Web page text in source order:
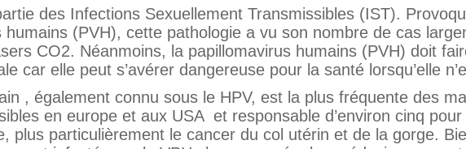
des Infections Sexuellement Transmissibles (IST).
humains (PVH), cette pathologie a vu son nombre de cas
CO2. Néanmoins, la papillomavirus humains (PVH) doit
car elle peut s’avérer dangereuse pour la santé lorsqu’elle
, également connu sous le HPV, est la plus fréquente des
en europe et aux USA et responsable d’environ cinq
plus particulièrement le cancer du col utérin et de la gorge.